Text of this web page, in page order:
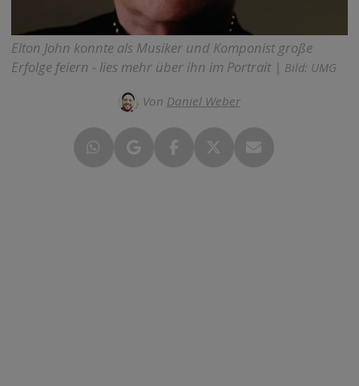
Elton John konnte als Musiker und Komponist große
Erfolge feiern - lies mehr über ihn im Portrait | Bild: UMG
Von Daniel Weber